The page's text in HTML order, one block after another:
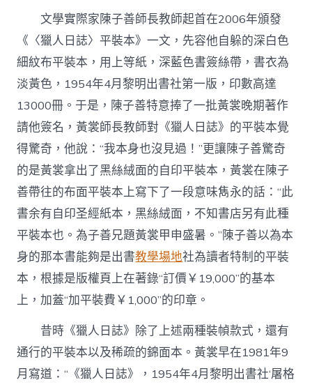
本
封
面
舉
略
–
找
九
宮
格
私
密
空
間
文
史
–
中
國
作
家
網〉
文學實際家陳子善師長教師起首在2006年頒發
《〈獵人日誌〉平裝本》一文，先容他自躲的深白色
細紋布平裝本，用上等紙，深藍色書簽絲帶，書衣為
淡黃色，1954年4月黎明出書社第一版，印數高達
13000冊。于是，陳子善特意捧了一批黃裳晚期著作
請他簽名，黃裳師長教師對《獵人日誌》的平裝本覺
得驚奇，他說：“我本身也沒見過！”更讓陳子善驚奇
的是黃裳拿出了黑絲絨面的自印平裝本，黃裳在陳子
善帶往的布面平裝本上寫下了一段意味雋永的話：“此
書余有自印圣經紙本，黑絲絨面，不知書店另有此種
平裝本也。為子善兄題黃裳甲申盛暑。”陳子善以為本
身的那本書能夠是出書教學場地社為讀者特制的平裝
本，根據是版權頁上在著錄“訂價￥19,000”的基本
上，加蓋“加平裝費￥1,000”的印章。
昔時《獵人日誌》除了上述兩種裝幀款式，還有
通行的平裝本以及稀疏的錦面本。黃裳早在1981年9
月寫道：“《獵人日誌》，1954年4月黎明出書社‘屠格